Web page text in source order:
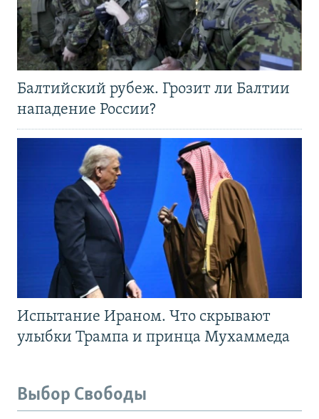
Балтийский рубеж. Грозит ли Балтии
нападение России?
Испытание Ираном. Что скрывают
улыбки Трампа и принца Мухаммеда
Выбор Свободы